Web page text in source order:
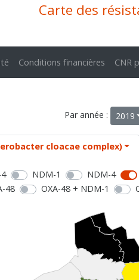
Carte des
Conditions financières CNR
Par année : 2019
cloacae complex)
NDM-1 NDM-4
48 OXA-48 + NDM-1